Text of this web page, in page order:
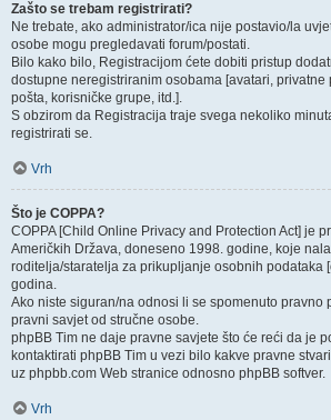
Zašto se trebam registrirati?
Ne trebate, ako administrator/ica nije postavio/la
osobe mogu pregledavati forum/postati.
Bilo kako bilo, Registracijom ćete dobiti pristup
dostupne neregistriranim osobama [avatari, privatne
pošta, korisničke grupe, itd.].
S obzirom da Registracija traje svega nekoliko
registrirati se.
Vrh
Što je COPPA?
COPPA [Child Online Privacy and Protection Act] je
Američkih Država, doneseno 1998. godine, koje
roditelja/staratelja za prikupljanje osobnih podataka
godina.
Ako niste siguran/na odnosi li se spomenuto pravno
pravni savjet od stručne osobe.
phpBB Tim ne daje pravne savjete što će reći da je
kontaktirati phpBB Tim u vezi bilo kakve pravne
uz phpbb.com Web stranice odnosno phpBB softver.
Vrh